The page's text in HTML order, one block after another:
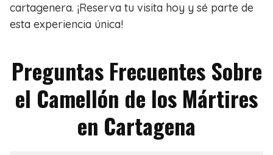
cartagenera. ¡Reserva tu visita hoy y sé parte de
esta experiencia única!
Preguntas Frecuentes Sobre
el Camellón de los Mártires
en Cartagena